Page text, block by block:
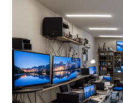
išsamus
gidas
apie
procedūras,
kainas
ir
rezultatus